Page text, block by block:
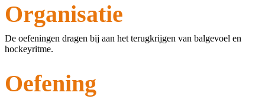
Organisatie
De oefeningen dragen bij aan het terugkrijgen van balgevoel en
hockeyritme.
Oefening